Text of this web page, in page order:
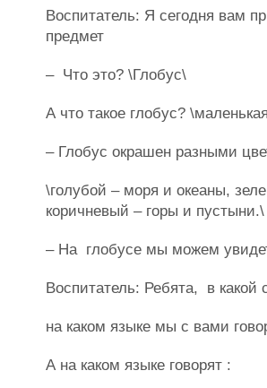
Воспитатель: Я сегодня вам
предмет
– Что это? \Глобус\
А что такое глобус?
– Глобус окрашен разными
\голубой – моря и океаны,
коричневый – горы и пустыни.\
– На глобусе мы можем
Воспитатель: Ребята, в
на каком языке мы с вами
А на каком языке говорят :